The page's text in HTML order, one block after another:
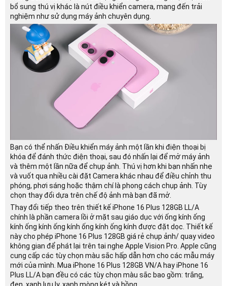
bổ sung thú vị khác là nút điều khiển camera, mang đến trải
nghiệm như sử dụng máy ảnh chuyên dụng.
Bạn có thể nhấn Điều khiển máy ảnh một lần khi điện thoại bị
khóa để đánh thức điện thoại, sau đó nhấn lại để mở máy ảnh
và thêm một lần nữa để chụp ảnh. Thú vị hơn khi bạn nhấn nhẹ
và vuốt qua nhiều cài đặt Camera khác nhau để điều chỉnh thu
phóng, phơi sáng hoặc thậm chí là phong cách chụp ảnh. Tùy
chọn thay đổi dựa trên chế độ ảnh mà bạn đã mở.
Thay đổi tiếp theo trên thiết kế iPhone 16 Plus 128GB LL/A
chính là phần camera lồi ở mặt sau giáo dục với ống kính ống
kính ống kính ống kính ống kính ống kính được đặt dọc. Thiết kế
này cho phép iPhone 16 Plus 128GB giá rẻ chụp ảnh/ quay video
không gian để phát lại trên tai nghe Apple Vision Pro. Apple cũng
cung cấp các tùy chọn màu sắc hấp dẫn hơn cho các mẫu máy
mới của mình. Mua iPhone 16 Plus 128GB VN/A hay iPhone 16
Plus LL/A bạn đều có các tùy chọn màu sắc bao gồm: trắng,